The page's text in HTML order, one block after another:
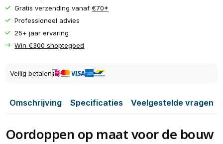
Gratis verzending vanaf€70*
Professioneel advies
25+ jaar ervaring
Win €300 shoptegoed
Veilig betalen
Omschrijving Specificaties Veelgestelde vragen
Oordoppen op maat voor de bouw